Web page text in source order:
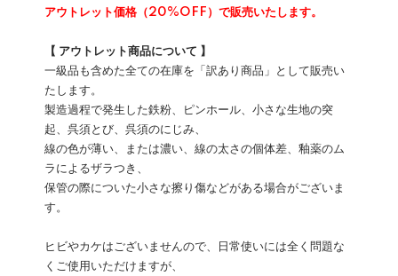
アウトレット価格（20%OFF）で販売いたします。
【 アウトレット商品について 】
一級品も含めた全ての在庫を「訳あり商品」として販売い
たします。
製造過程で発生した鉄粉、ピンホール、小さな生地の突
起、呉須とび、呉須のにじみ、
線の色が薄い、または濃い、線の太さの個体差、釉薬のム
ラによるザラつき、
保管の際についた小さな擦り傷などがある場合がございま
す。
ヒビやカケはございませんので、日常使いには全く問題な
くご使用いただけますが、